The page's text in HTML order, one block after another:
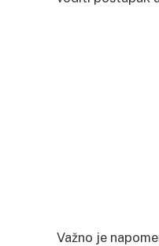
Važno je